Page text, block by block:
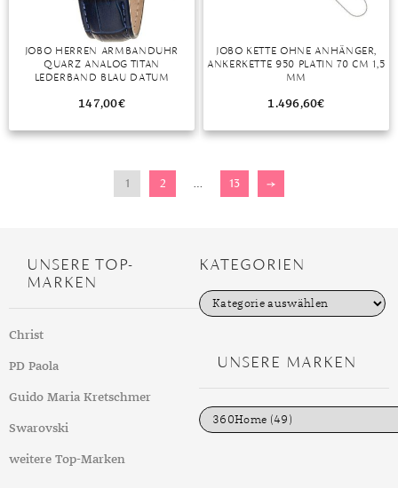
JOBO HERREN ARMBANDUHR
QUARZ ANALOG TITAN
LEDERBAND BLAU DATUM
147,00€
JOBO KETTE OHNE ANHÄNGER,
ANKERKETTE 950 PLATIN 70 CM 1,5
MM
1.496,60€
1 2 … 13 →
UNSERE TOP-
MARKEN
Christ
PD Paola
Guido Maria Kretschmer
Swarovski
weitere Top-Marken
KATEGORIEN
K
a
e
n
UNSERE MARKEN